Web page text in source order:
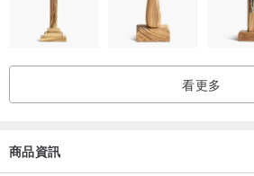
看更多
商品資訊